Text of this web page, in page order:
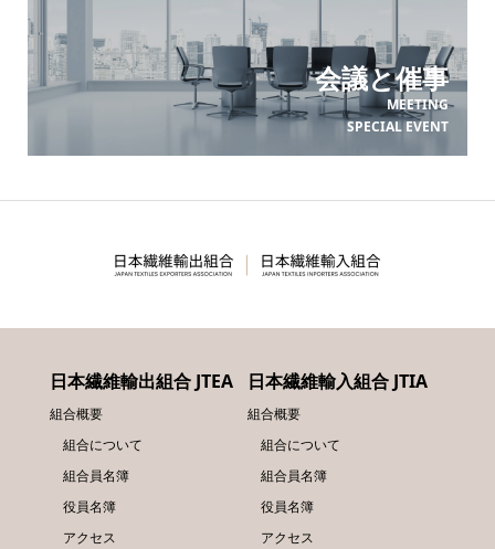
会議と催事
MEETING
SPECIAL EVENT
日本繊維輸出組合 JTEA
組合概要
組合について
組合員名簿
役員名簿
アクセス
日本繊維輸入組合 JTIA
組合概要
組合について
組合員名簿
役員名簿
アクセス